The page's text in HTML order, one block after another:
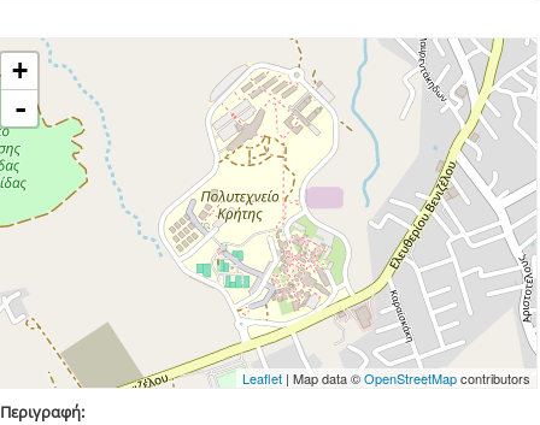
+
-
Leaflet| Map data ©OpenStreetMapcontributors
Περιγραφή: